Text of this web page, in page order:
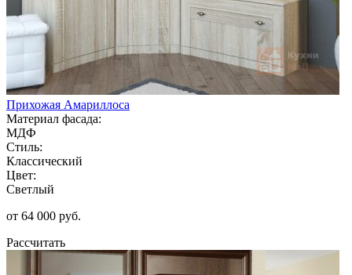
Прихожая Амариллоса
Материал фасада:
МДФ
Стиль:
Классический
Цвет:
Светлый
от 64 000 руб.
Рассчитать